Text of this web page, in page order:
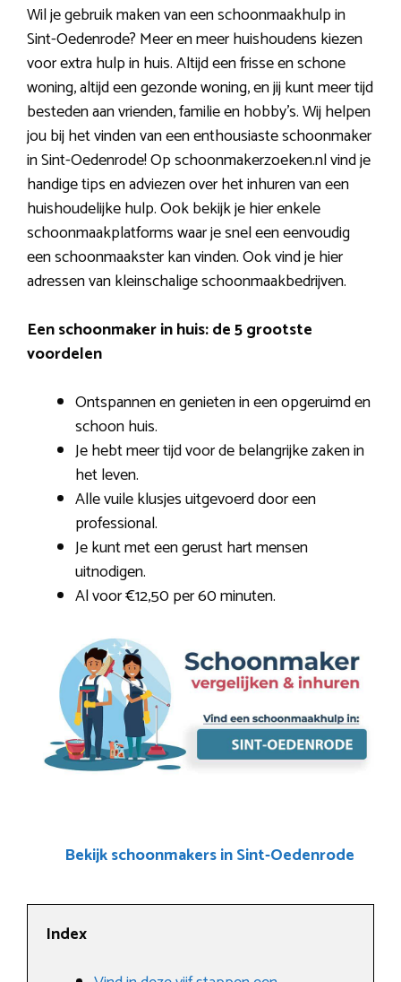
Wil je gebruik maken van een schoonmaakhulp in
Sint-Oedenrode? Meer en meer huishoudens kiezen
voor extra hulp in huis. Altijd een frisse en schone
woning, altijd een gezonde woning, en jij kunt meer tijd
besteden aan vrienden, familie en hobby’s. Wij helpen
jou bij het vinden van een enthousiaste schoonmaker
in Sint-Oedenrode! Op schoonmakerzoeken.nl vind je
handige tips en adviezen over het inhuren van een
huishoudelijke hulp. Ook bekijk je hier enkele
schoonmaakplatforms waar je snel een eenvoudig
een schoonmaakster kan vinden. Ook vind je hier
adressen van kleinschalige schoonmaakbedrijven.
Een schoonmaker in huis: de 5 grootste
voordelen
Ontspannen en genieten in een opgeruimd en
schoon huis.
Je hebt meer tijd voor de belangrijke zaken in
het leven.
Alle vuile klusjes uitgevoerd door een
professional.
Je kunt met een gerust hart mensen
uitnodigen.
Al voor €12,50 per 60 minuten.
Bekijk schoonmakers in Sint-Oedenrode
Index